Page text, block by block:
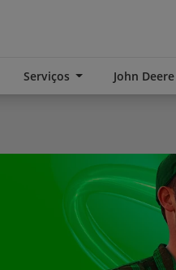
Serviços John